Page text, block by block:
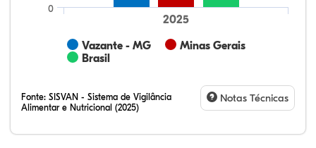
Vazante - MG
Minas Gerais
Brasil
2025
0
Fonte: SISVAN - Sistema de Vigilância
Alimentar e Nutricional (2025)
Notas Técnicas